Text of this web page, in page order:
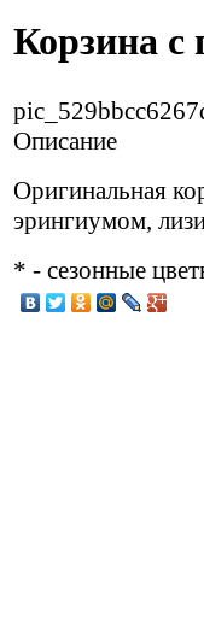
Корзина с
Описание
Оригинальная
эрингиумом,
* - сезонные